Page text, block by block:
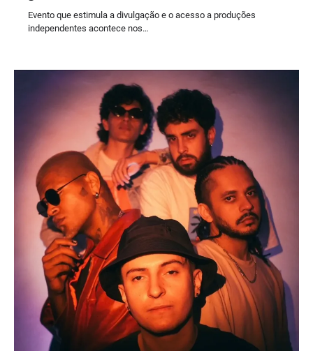
Evento que estimula a divulgação e o acesso a produções
independentes acontece nos…